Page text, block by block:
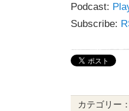
プ
レ
ヤ
ー
Podcast:
Subscribe:
カテゴリー：